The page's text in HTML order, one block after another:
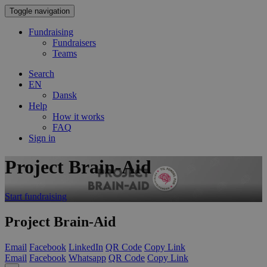
Toggle navigation
Fundraising
Fundraisers
Teams
Search
EN
Dansk
Help
How it works
FAQ
Sign in
Project Brain-Aid
Start fundraising
Project Brain-Aid
Email Facebook LinkedIn QR Code Copy Link
Email Facebook Whatsapp QR Code Copy Link